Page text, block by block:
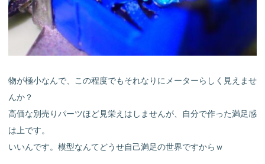
物が極小なんで、この程度でもそれなりにメーターらしく見えませ
んか？
高価な別売りパーツほど見栄えはしませんが、自分で作った満足感
は上です。
いいんです。模型なんてどうせ自己満足の世界ですからｗ